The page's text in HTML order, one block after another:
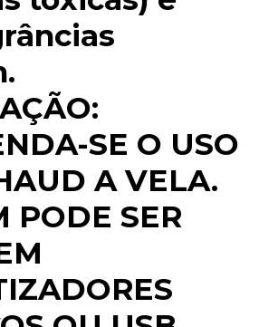
SE O USO
A VELA.
PODE SER